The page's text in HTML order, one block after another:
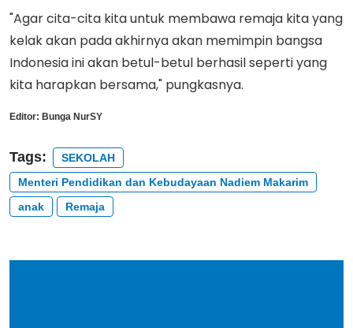
"Agar cita-cita kita untuk membawa remaja kita yang
kelak akan pada akhirnya akan memimpin bangsa
Indonesia ini akan betul-betul berhasil seperti yang
kita harapkan bersama," pungkasnya.
Editor: Bunga NurSY
Tags:
SEKOLAH
Menteri Pendidikan dan Kebudayaan Nadiem Makarim
anak
Remaja